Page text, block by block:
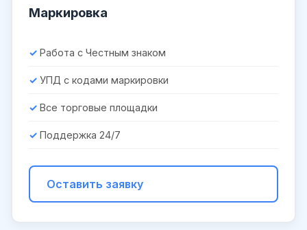
Маркировка
Работа с Честным знаком
УПД с кодами маркировки
Все торговые площадки
Поддержка 24/7
Оставить заявку